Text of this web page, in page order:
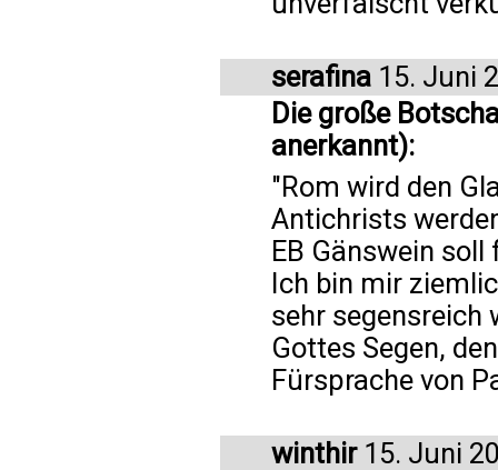
serafina 15. Juni
Die große
anerkannt):
"Rom wird den
Antichrists
EB Gänswein
Ich bin mir
sehr segensreich
Gottes Segen,
Fürsprache von
winthir15. Juni